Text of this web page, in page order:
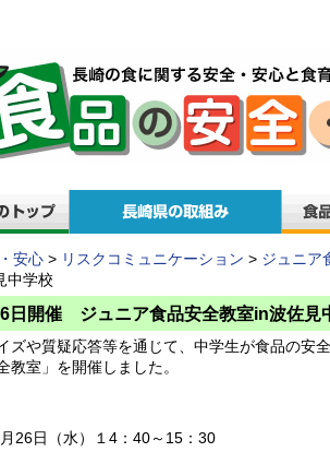
安心 > リスクコミュニケーション > ジュニア
中学校
日開催 ジュニア食品安全教室in波佐見
ズや質疑応答等を通じて、中学生が食品の安
教室」を開催しました。
26日（水）１4：40～15：30